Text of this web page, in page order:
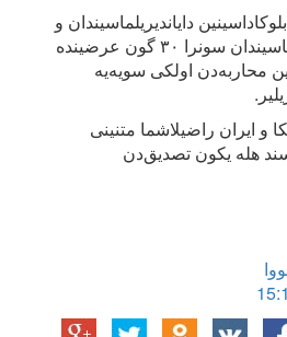
دایاندیریلماسیندان و
راضیلاشمانین امضالانماسیندان سونرا ۳۰ گون عرضینده
محاربه‌دن اولکی سویه‌یه
و ایران راضیلاشما متنینی
هله یکون تصدیق‌دن